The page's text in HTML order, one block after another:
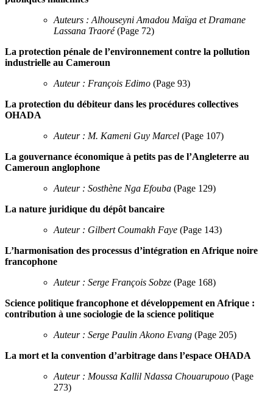
Auteurs : Alhouseyni Amadou Maïga et Dramane
Lassana Traoré(Page 72)
La protection pénale de l’environnement contre la pollution
industrielle au Cameroun
Auteur : François Edimo (Page 93)
La protection du débiteur dans les procédures collectives
OHADA
Auteur : M. Kameni Guy Marcel (Page 107)
La gouvernance économique à petits pas de l’Angleterre au
Cameroun anglophone
Auteur : Sosthène Nga Efouba (Page 129)
La nature juridique du dépôt bancaire
Auteur : Gilbert Coumakh Faye (Page 143)
L’harmonisation des processus d’intégration en Afrique noire
francophone
Auteur : Serge François Sobze (Page 168)
Science politique francophone et développement en Afrique :
contribution à une sociologie de la science politique
Auteur : Serge Paulin Akono Evang (Page 205)
La mort et la convention d’arbitrage dans l’espace OHADA
Auteur : Moussa Kallil Ndassa Chouarupouo (Page
273)